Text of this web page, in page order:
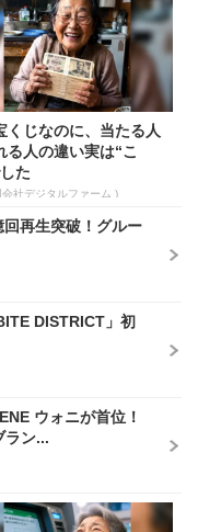
くじなのに、当たる人
る人の違い実は“こ
た
会社デジタルファーム )
再生突破！グルー
DISTRICT」初
ウォニが首位！
ラン...